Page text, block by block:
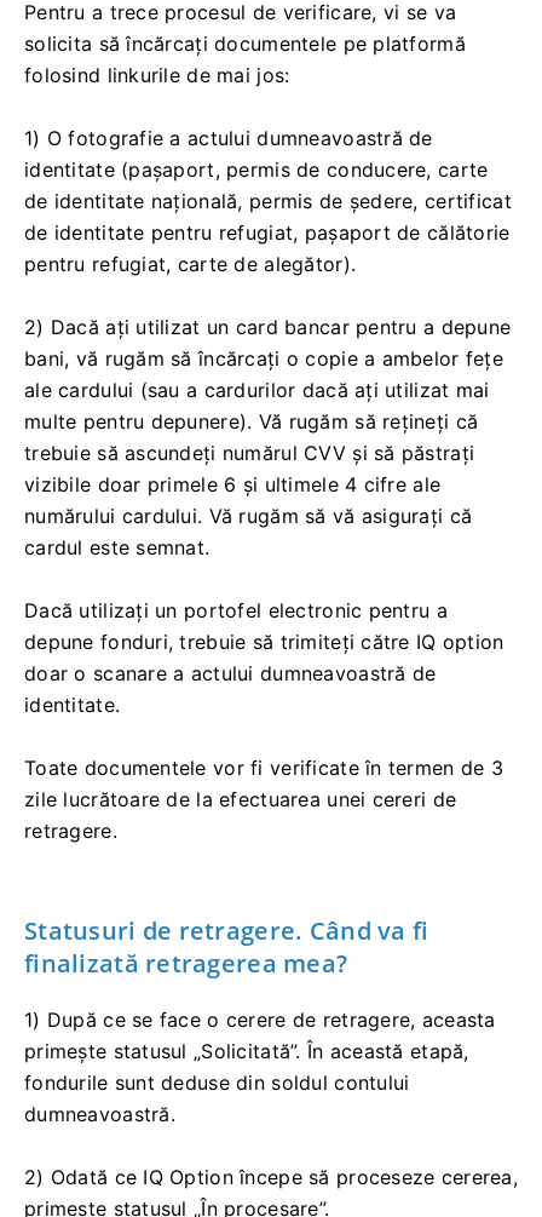
Pentru a trece procesul de verificare, vi se va
solicita să încărcați documentele pe platformă
folosind linkurile de mai jos:
1) O fotografie a actului dumneavoastră de
identitate (pașaport, permis de conducere, carte
de identitate națională, permis de ședere, certificat
de identitate pentru refugiat, pașaport de călătorie
pentru refugiat, carte de alegător).
2) Dacă ați utilizat un card bancar pentru a depune
bani, vă rugăm să încărcați o copie a ambelor fețe
ale cardului (sau a cardurilor dacă ați utilizat mai
multe pentru depunere). Vă rugăm să rețineți că
trebuie să ascundeți numărul CVV și să păstrați
vizibile doar primele 6 și ultimele 4 cifre ale
numărului cardului. Vă rugăm să vă asigurați că
cardul este semnat.
Dacă utilizați un portofel electronic pentru a
depune fonduri, trebuie să trimiteți către IQ option
doar o scanare a actului dumneavoastră de
identitate.
Toate documentele vor fi verificate în termen de 3
zile lucrătoare de la efectuarea unei cereri de
retragere.
Statusuri de retragere. Când va fi
finalizată retragerea mea?
1) După ce se face o cerere de retragere, aceasta
primește statusul „Solicitată”. În această etapă,
fondurile sunt deduse din soldul contului
dumneavoastră.
2) Odată ce IQ Option începe să proceseze cererea,
primește statusul „În procesare”.